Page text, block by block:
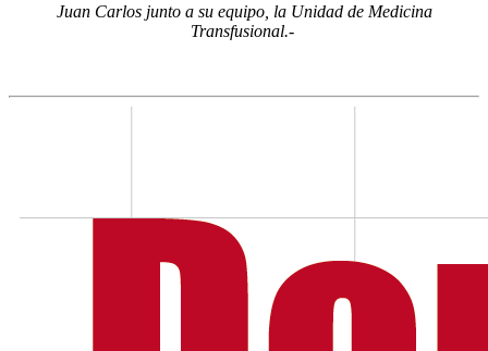
Juan Carlos junto a su equipo, la Unidad de Medicina
Transfusional.-